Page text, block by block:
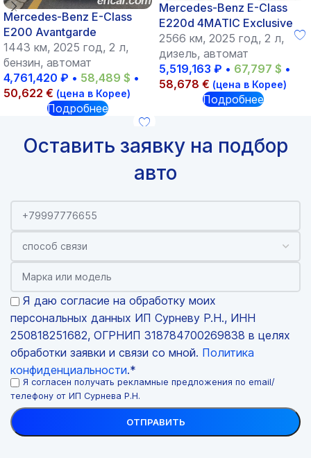
Mercedes-Benz E-Class
E200 Avantgarde
1443 км, 2025 год, 2 л,
бензин, автомат
4,761,420 ₽ • 58,489 $ •
50,622 € (цена в Корее)
Подробнее
Mercedes-Benz E-Class
E220d 4MATIC Exclusive
2566 км, 2025 год, 2 л,
дизель, автомат
5,519,163 ₽ • 67,797 $ •
58,678 € (цена в Корее)
Подробнее
Оставить заявку на подбор
авто
Я даю согласие на обработку моих
персональных данных ИП Сурневу Р.Н., ИНН
250818251682, ОГРНИП 318784700269838 в целях
обработки заявки и связи со мной. Политика
конфиденциальности.*
Я согласен получать рекламные предложения по email/
телефону от ИП Сурнева Р.Н.